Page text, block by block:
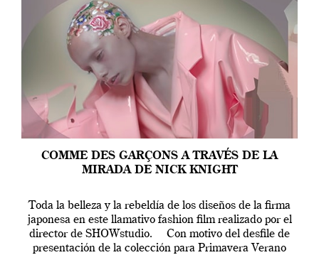
COMME DES GARÇONS A TRAVÉS DE LA
MIRADA DE NICK KNIGHT
Toda la belleza y la rebeldía de los diseños de la firma
japonesa en este llamativo fashion film realizado por el
director de SHOWstudio. Con motivo del desfile de
presentación de la colección para Primavera Verano